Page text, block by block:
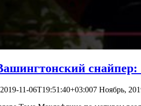
2019-11-06T19:51:40+03:007 Ноябрь,